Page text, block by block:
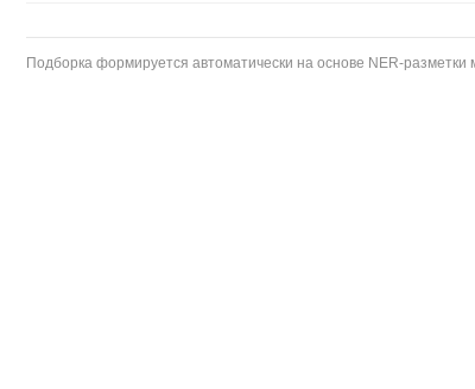
Подборка формируется автоматически на основе NER-